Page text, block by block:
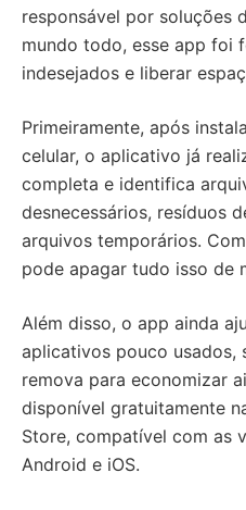
responsável por soluções
mundo todo, esse app foi
indesejados e liberar
Primeiramente, após
celular, o aplicativo já
completa e identifica
desnecessários, resíduos
arquivos temporários.
pode apagar tudo isso de
Além disso, o app ainda
aplicativos pouco usados,
remova para economizar
disponível gratuitamente
Store, compatível com as
Android e iOS.